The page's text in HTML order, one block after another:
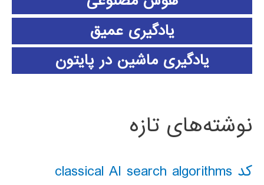
یادگیری عمیق
یادگیری ماشین در پایتون
نوشته‌های تازه
کد classical AI search algorithms